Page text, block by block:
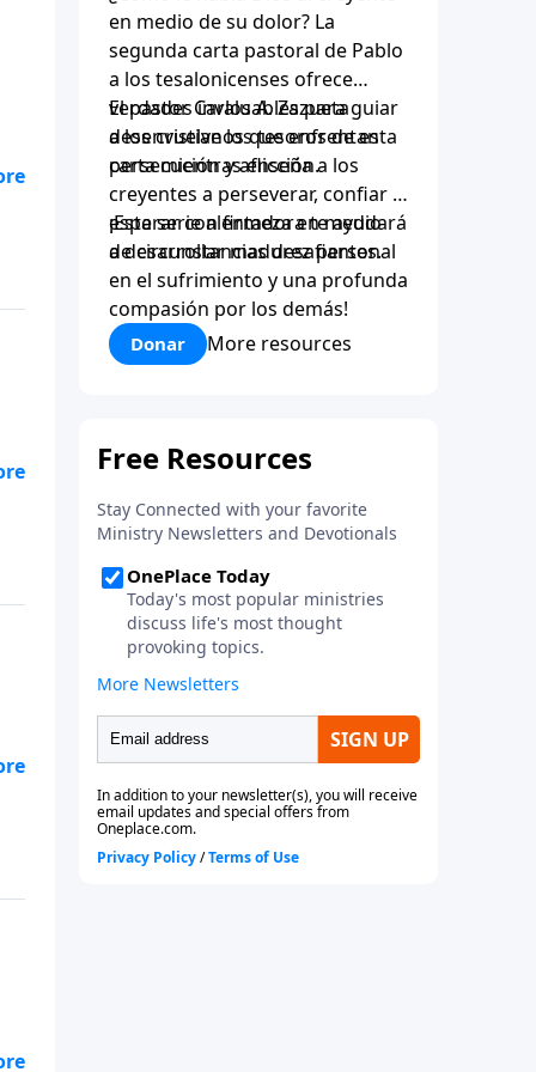
en medio de su dolor? La
segunda carta pastoral de Pablo
a los tesalonicenses ofrece
verdades invaluables para guiar
a los cristianos que enfrentan
persecución y aflicción.
El pastor Carlos A. Zazueta
desenvuelve los tesoros de esta
carta mientras enseña a los
creyentes a perseverar, confiar y
esperar con firmeza en medio
de circunstancias desafiantes.
¡Esta serie alentadora te ayudará
a desarrollar madurez personal
en el sufrimiento y una profunda
compasión por los demás!
Donar More resources